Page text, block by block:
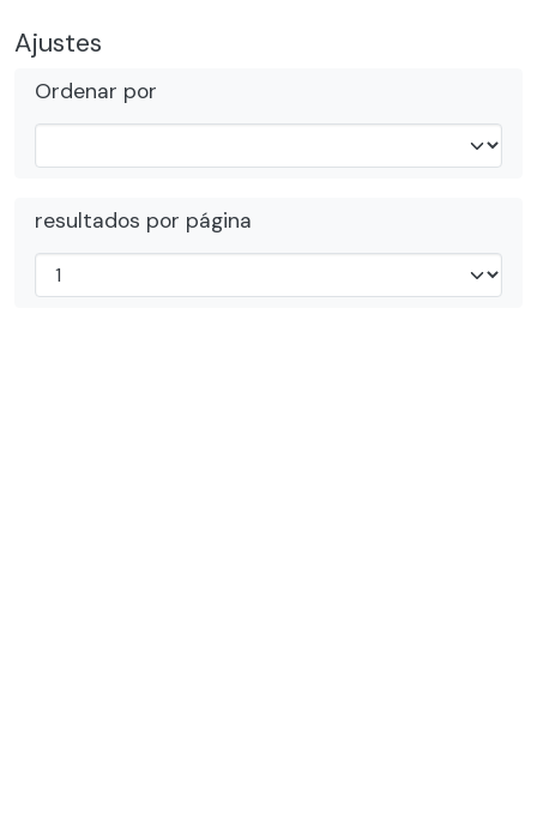
Ajustes
Ordenar por
resultados por página